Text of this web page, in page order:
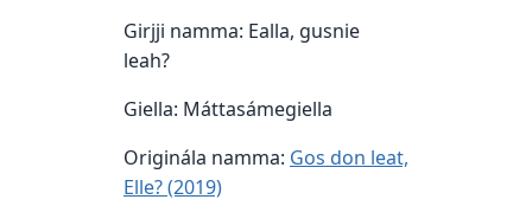
Girjji namma: Ealla, gusnie
leah?
Giella: Máttasámegiella
Originála namma: Gos don leat,
Elle? (2019)